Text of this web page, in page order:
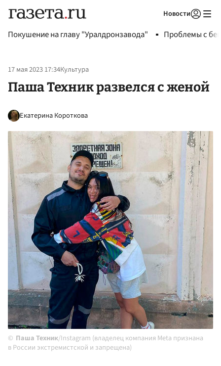
Новости
Покушение на главу "Уралдронзавода" Проблемы с
17 мая 2023 17:34Культура
Паша Техник развелся с женой
Екатерина Короткова
Паша Техник/Instagram (владелец компания Meta признана
в России экстремистской и запрещена)